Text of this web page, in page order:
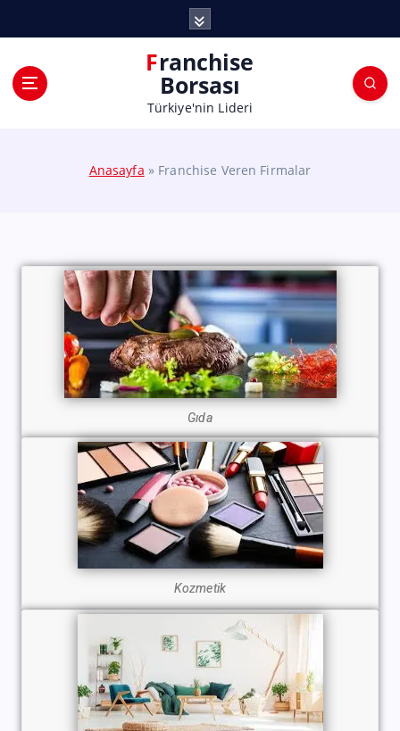
Franchise
Borsası
Türkiye'nin Lideri
Anasayfa » Franchise Veren Firmalar
Gıda
Kozmetik